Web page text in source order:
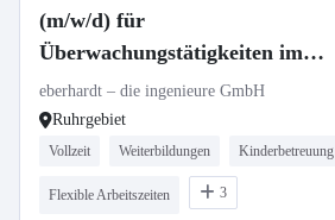
(m/w/d) für
Überwachungstätigkeiten im
Bauwesen (Ruhrgebiet)
eberhardt – die ingenieure GmbH
Ruhrgebiet
Vollzeit Weiterbildungen Kinderbetreuung
Flexible Arbeitszeiten 3